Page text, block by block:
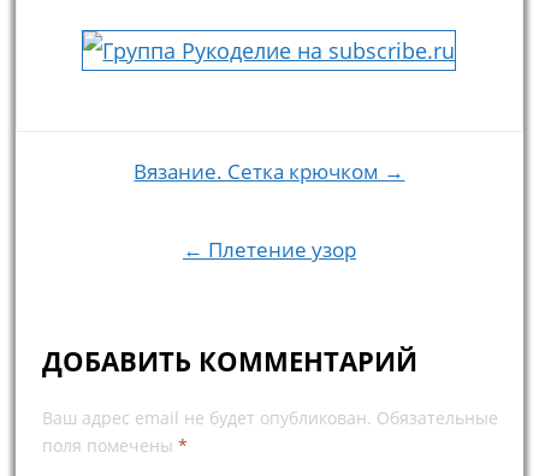
Навигация по записям
Вязание. Сетка крючком →
← Плетение узор
ДОБАВИТЬ КОММЕНТАРИЙ
Ваш адрес email не будет опубликован. Обязательные
поля помечены *